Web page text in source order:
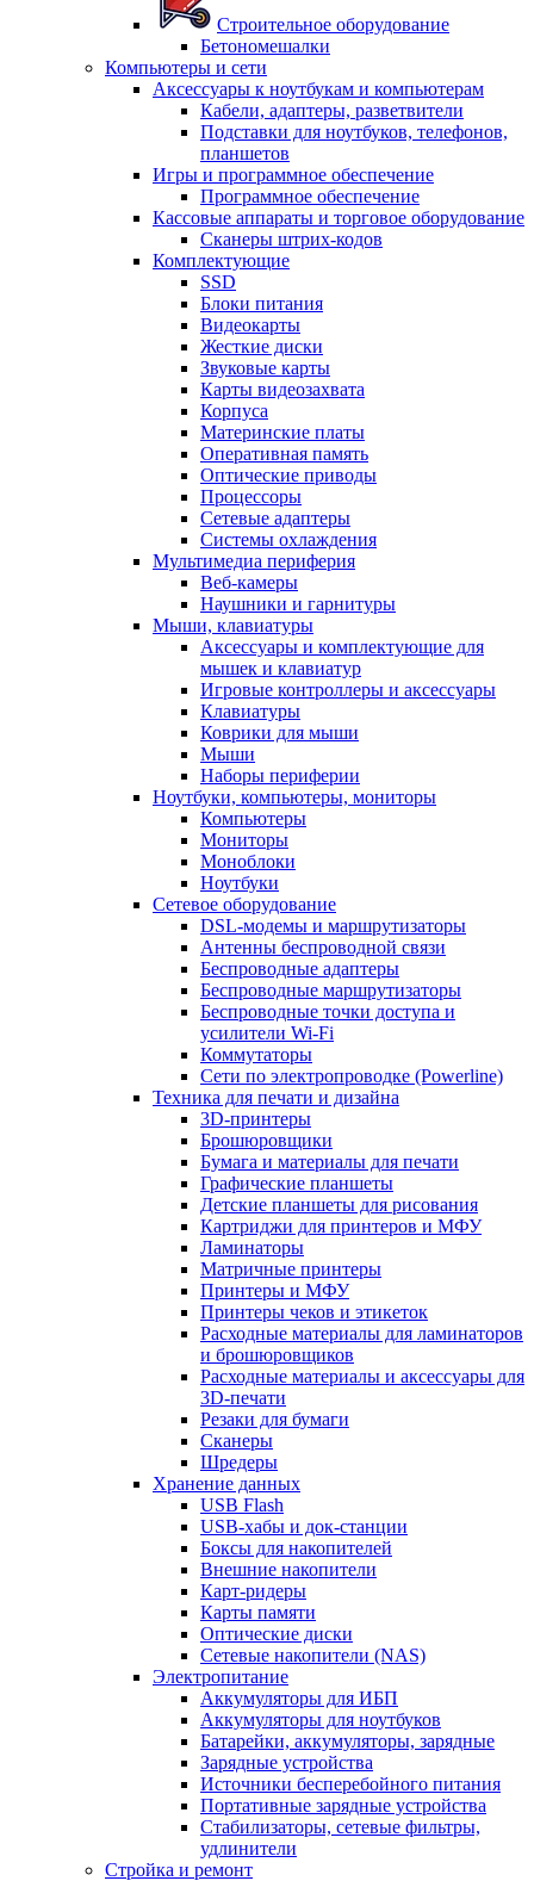
Строительное оборудование
Бетономешалки
Компьютеры и сети
Аксессуары к ноутбукам и компьютерам
Кабели, адаптеры, разветвители
Подставки для ноутбуков, телефонов,
планшетов
Игры и программное обеспечение
Программное обеспечение
Кассовые аппараты и торговое оборудование
Сканеры штрих-кодов
Комплектующие
SSD
Блоки питания
Видеокарты
Жесткие диски
Звуковые карты
Карты видеозахвата
Корпуса
Материнские платы
Оперативная память
Оптические приводы
Процессоры
Сетевые адаптеры
Системы охлаждения
Мультимедиа периферия
Веб-камеры
Наушники и гарнитуры
Мыши, клавиатуры
Аксессуары и комплектующие для
мышек и клавиатур
Игровые контроллеры и аксессуары
Клавиатуры
Коврики для мыши
Мыши
Наборы периферии
Ноутбуки, компьютеры, мониторы
Компьютеры
Мониторы
Моноблоки
Ноутбуки
Сетевое оборудование
DSL-модемы и маршрутизаторы
Антенны беспроводной связи
Беспроводные адаптеры
Беспроводные маршрутизаторы
Беспроводные точки доступа и
усилители Wi-Fi
Коммутаторы
Сети по электропроводке (Powerline)
Техника для печати и дизайна
3D-принтеры
Брошюровщики
Бумага и материалы для печати
Графические планшеты
Детские планшеты для рисования
Картриджи для принтеров и МФУ
Ламинаторы
Матричные принтеры
Принтеры и МФУ
Принтеры чеков и этикеток
Расходные материалы для ламинаторов
и брошюровщиков
Расходные материалы и аксессуары для
3D-печати
Резаки для бумаги
Сканеры
Шредеры
Хранение данных
USB Flash
USB-хабы и док-станции
Боксы для накопителей
Внешние накопители
Карт-ридеры
Карты памяти
Оптические диски
Сетевые накопители (NAS)
Электропитание
Аккумуляторы для ИБП
Аккумуляторы для ноутбуков
Батарейки, аккумуляторы, зарядные
Зарядные устройства
Источники бесперебойного питания
Портативные зарядные устройства
Стабилизаторы, сетевые фильтры,
удлинители
Стройка и ремонт